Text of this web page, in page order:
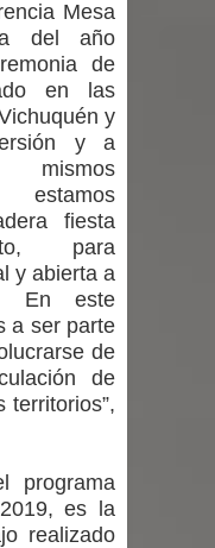
Mesa
del año
de
en las
y
y a
fiesta
para
y abierta a
En este
a ser parte
de
de
territorios”,
programa
es la
realizado